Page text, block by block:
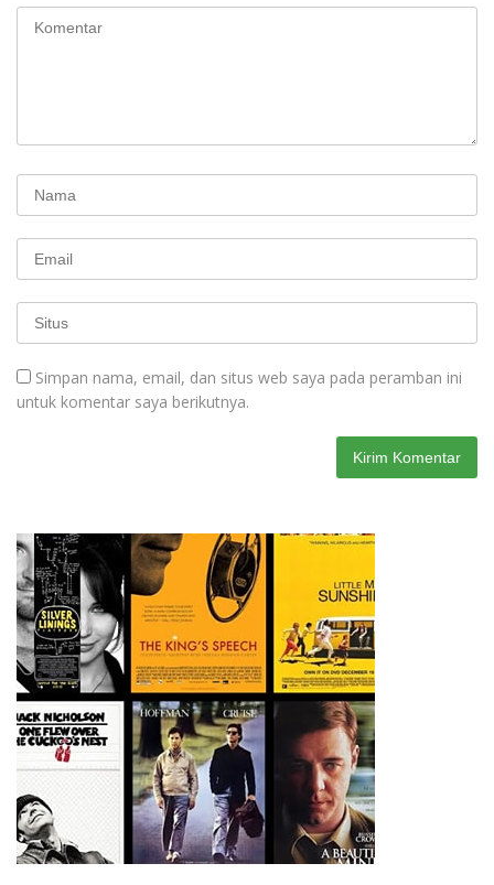
Simpan nama, email, dan situs web saya pada peramban ini
untuk komentar saya berikutnya.